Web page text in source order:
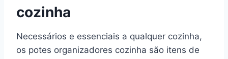
cozinha
Necessários e essenciais a qualquer cozinha,
os potes organizadores cozinha são itens de